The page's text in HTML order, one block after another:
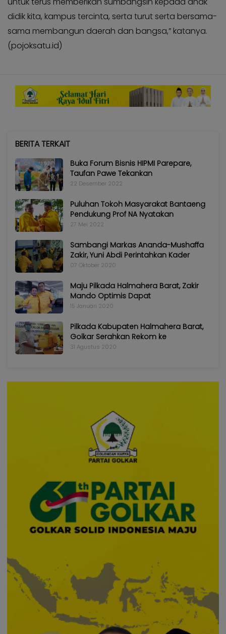
Kabar
Photo
KABAR
KADER
didik kita, kampus tercinta, serta turut serta bersama-
sama membangun daerah dan bangsa,” katanya.
(pojoksatu.id)
BERITA TERKAIT
Buka Forum Bisnis HIPMI Parepare,
Taufan Pawe Tekankan
22 Desember 2022
Puluhan Tokoh Masyarakat Bantaeng
Pendukung Prof NA Nyatakan
27 Mei 2022
Sambangi Markas Ananda-Mushaffa
Zakir, Yuni Abdi Perintahkan Kader
07 Oktober 2020
Maju Pilkada Halmahera Barat, Zakir
Mando Optimis Dapat
15 Januari 2020
Pilkada Kabupaten Halmahera Barat,
Golkar Serahkan Rekom ke
31 Agustus 2020